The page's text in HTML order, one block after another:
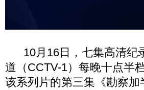
10月16日，七集高清纪
道（CCTV-1）每晚十点半
该系列片的第三集《勘察